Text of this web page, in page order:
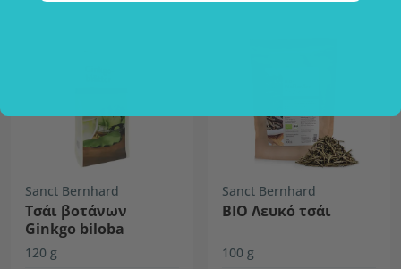
Sanct Bernhard
Τσάι βοτάνων
Ginkgo biloba
120 g
Sanct Bernhard
ΒΙΟ Λευκό τσάι
100 g